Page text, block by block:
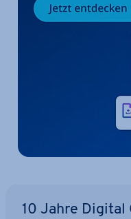
10 Jahre